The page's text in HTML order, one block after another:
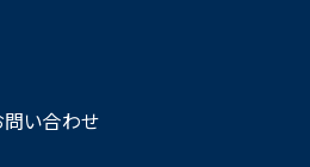
問い合わせ